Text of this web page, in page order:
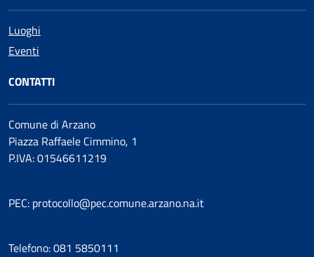
Luoghi
Eventi
CONTATTI
Comune di Arzano
Piazza Raffaele Cimmino, 1
P.IVA: 01546611219
PEC: protocollo@pec.comune.arzano.na.it
Telefono: 081 5850111